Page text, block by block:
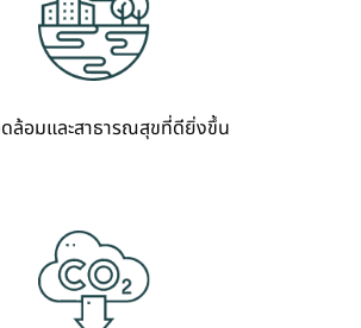
ล้อมและสาธารณสุขที่ดียิ่งขึ้น